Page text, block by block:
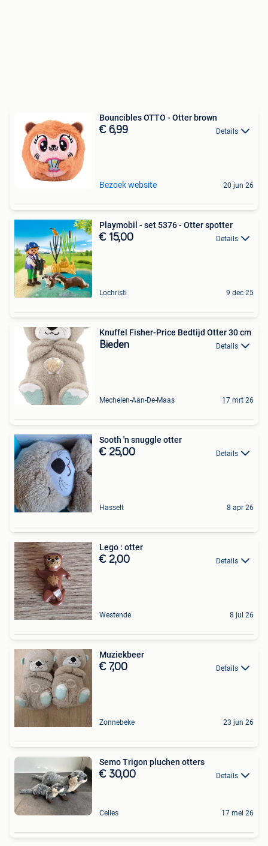
Bouncibles OTTO - Otter brown
€ 6,99 Details
Bezoek website 20 jun 26
Playmobil - set 5376 - Otter spotter
€ 15,00 Details
Lochristi 9 dec 25
Knuffel Fisher-Price Bedtijd Otter 30 cm
Bieden Details
Mechelen-Aan-De-Maas 17 mrt 26
Sooth 'n snuggle otter
€ 25,00 Details
Hasselt 8 apr 26
Lego : otter
€ 2,00 Details
Westende 8 jul 26
Muziekbeer
€ 7,00 Details
Zonnebeke 23 jun 26
Semo Trigon pluchen otters
€ 30,00 Details
Celles 17 mei 26